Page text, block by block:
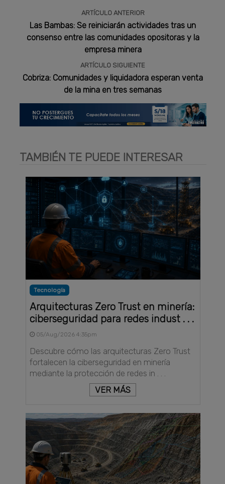
ARTÍCULO ANTERIOR
Las Bambas: Se reiniciarán actividades tras un
consenso entre las comunidades opositoras y la
empresa minera
ARTÍCULO SIGUIENTE
Cobriza: Comunidades y liquidadora esperan venta
de la mina en tres semanas
TAMBIÉN TE PUEDE INTERESAR
Tecnología
Arquitecturas Zero Trust en minería:
ciberseguridad para redes indust . . .
05/Aug/2026 4:35pm
Descubre cómo las arquitecturas Zero Trust
fortalecen la ciberseguridad en minería
mediante la protección de redes in . . .
VER MÁS